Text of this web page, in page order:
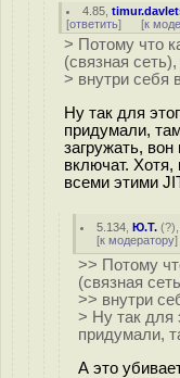
4.85 ,
[ответить] [к
> Потому что
(связная
> внутри себя
Ну так для
придумали,
загружать,
включат.
всеми этими
5.134 ,Ю.Т. (?
[к модератору]
>> Потому
(связная
>> внутри
> Ну так для
придумали,
А это